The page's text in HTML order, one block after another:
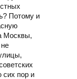
Потому и
Москвы,
сих пор и